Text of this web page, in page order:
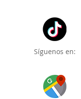
Síguenos en: